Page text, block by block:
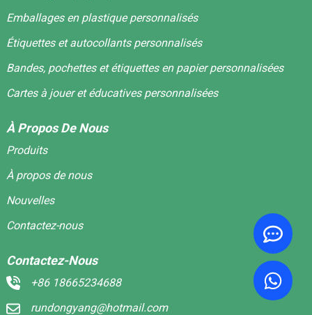
Emballages en plastique personnalisés
Étiquettes et autocollants personnalisés
Bandes, pochettes et étiquettes en papier personnalisées
Cartes à jouer et éducatives personnalisées
À Propos De Nous
Produits
À propos de nous
Nouvelles
Contactez-nous
Contactez-Nous
+86 18665234688
rundongyang@hotmail.com